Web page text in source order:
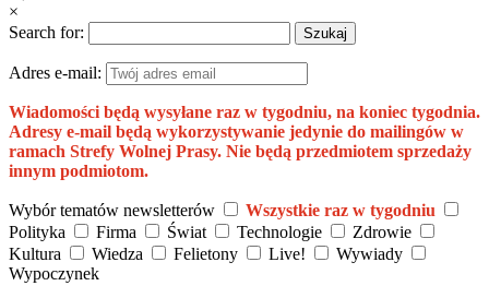
×
Search for:
Adres e-mail:
Wiadomości będą wysyłane raz w tygodniu, na koniec tygodnia.
Adresy e-mail będą wykorzystywanie jedynie do mailingów w
ramach Strefy Wolnej Prasy. Nie będą przedmiotem sprzedaży
innym podmiotom.
Wybór tematów newsletterów
Wszystkie raz w tygodniu
Polityka
Firma Świat Technologie
Zdrowie
Kultura
Wiedza Felietony Live!
Wywiady
Wypoczynek